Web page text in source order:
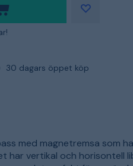
30 dagars öppet köp
med magnetremsa som
har vertikal och horisontell